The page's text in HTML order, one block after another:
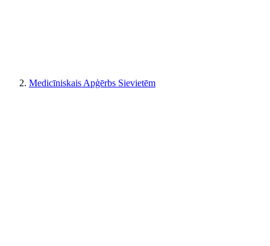
Medicīniskais Apģērbs Sievietēm